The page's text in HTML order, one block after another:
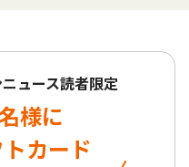
ュース読者限定
様に
カード